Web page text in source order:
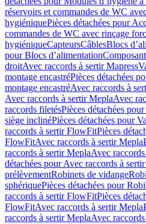
réservoirs et commandes de WC
hygiéniquePièces détachées pour
commandes de WC avec rinçage
hygiéniqueCapteursCâblesBlocs
pour Blocs d’alimentation
droitAvec raccords à sertir Mapress
montage encastréPièces détachées
montage encastréAvec raccords à
Avec raccords à sertir MeplaAvec
raccords filetésPièces détachées
siège inclinéPièces détachées pour
raccords à sertir FlowFitPièces
FlowFitAvec raccords à sertir Mepla
raccords à sertir MeplaAvec
détachées pour Avec raccords à
prélèvementRobinets de vidange
sphériquePièces détachées pour
raccords à sertir FlowFitPièces
FlowFitAvec raccords à sertir Mepla
raccords à sertir MeplaAvec